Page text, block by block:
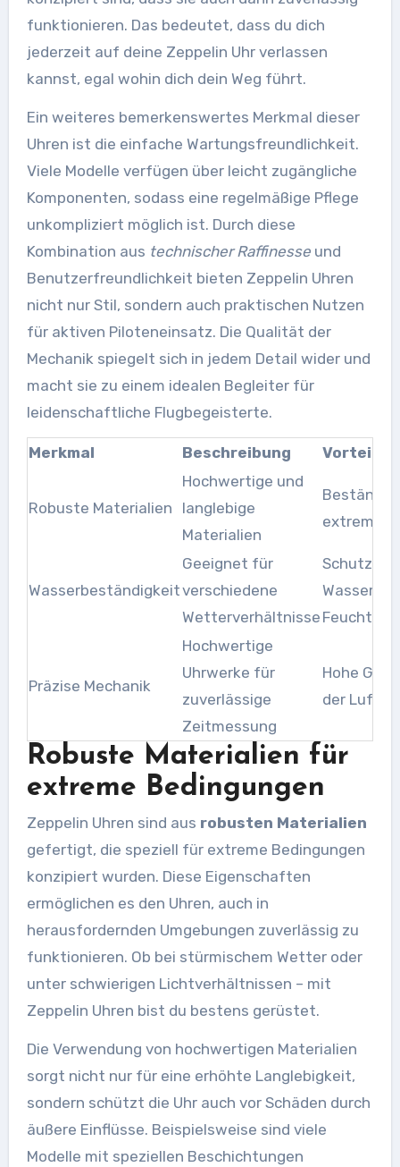
funktionieren. Das bedeutet, dass du dich
jederzeit auf deine Zeppelin Uhr verlassen
kannst, egal wohin dich dein Weg führt.
Ein weiteres bemerkenswertes Merkmal dieser
Uhren ist die einfache Wartungsfreundlichkeit.
Viele Modelle verfügen über leicht zugängliche
Komponenten, sodass eine regelmäßige Pflege
unkompliziert möglich ist. Durch diese
Kombination aus technischer Raffinesseund
Benutzerfreundlichkeit bieten Zeppelin Uhren
nicht nur Stil, sondern auch praktischen Nutzen
für aktiven Piloteneinsatz. Die Qualität der
Mechanik spiegelt sich in jedem Detail wider und
macht sie zu einem idealen Begleiter für
leidenschaftliche Flugbegeisterte.
Merkmal Beschreibung Vorteil
Robuste Materialien
Hochwertige und
langlebige
Materialien
Beständig
extreme
Wasserbeständigkeit
Geeignet für
verschiedene
Wetterverhältnisse
Schutz
Wasser-
Präzise Mechanik
Hochwertige
Uhrwerke für
zuverlässige
Zeitmessung
Hohe
der
Robuste Materialien für
extreme Bedingungen
Zeppelin Uhren sind aus robusten Materialien
gefertigt, die speziell für extreme Bedingungen
konzipiert wurden. Diese Eigenschaften
ermöglichen es den Uhren, auch in
herausfordernden Umgebungen zuverlässig zu
funktionieren. Ob bei stürmischem Wetter oder
unter schwierigen Lichtverhältnissen – mit
Zeppelin Uhren bist du bestens gerüstet.
Die Verwendung von hochwertigen Materialien
sorgt nicht nur für eine erhöhte Langlebigkeit,
sondern schützt die Uhr auch vor Schäden durch
äußere Einflüsse. Beispielsweise sind viele
Modelle mit speziellen Beschichtungen